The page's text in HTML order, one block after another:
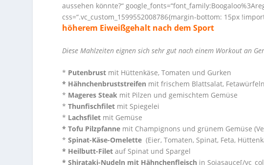
aussehen könnte?“
css=“.vc_custom_1599552008786{margin-bottom: 15px
höherem Eiweißgehalt nach dem Sport
Diese Mahlzeiten eignen sich sehr gut nach einem Workout an
* Putenbrust mit Hüttenkäse, Tomaten und Gurken
* Hähnchenbruststreifen mit frischem Blattsalat,
* Mageres Steak mit Pilzen und gemischtem Gemüse
*Thunfischfilet mit Spiegelei
* Lachsfilet mit Gemüse
* Tofu Pilzpfanne mit Champignons und grünem Gemüse
*Spinat-Käse-Omelette (Eier, Tomaten, Spinat, Feta,
* Heilbutt-Filet auf Spinat und Spargel
* Shirataki-Nudeln mit Hähnchenfleisch in Sojasauce[/